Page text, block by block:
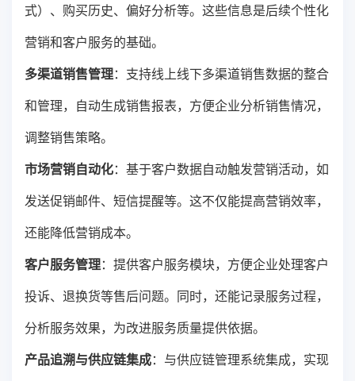
式）、购买历史、偏好分析等。这些信息是后续个性化
营销和客户服务的基础。
多渠道销售管理：支持线上线下多渠道销售数据的整合
和管理，自动生成销售报表，方便企业分析销售情况，
调整销售策略。
市场营销自动化：基于客户数据自动触发营销活动，如
发送促销邮件、短信提醒等。这不仅能提高营销效率，
还能降低营销成本。
客户服务管理：提供客户服务模块，方便企业处理客户
投诉、退换货等售后问题。同时，还能记录服务过程，
分析服务效果，为改进服务质量提供依据。
产品追溯与供应链集成：与供应链管理系统集成，实现